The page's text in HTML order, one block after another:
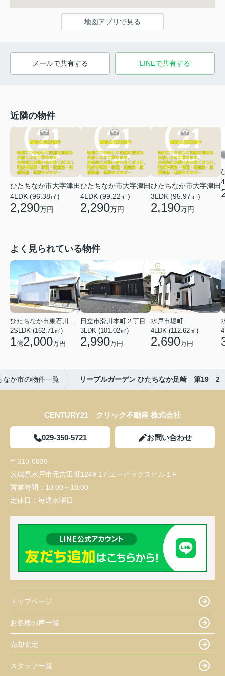
地図アプリで見る
メールで共有する LINEで共有する
近隣の物件
ひたちなか市大字津田
4LDK (96.38㎡)
2,290万円
ひたちなか市大字津田
4LDK (99.22㎡)
2,290万円
ひたちなか市大字津田
3LDK (95.97㎡)
2,190万円
よく見られている物件
2SLDK (162.71㎡)
1億2,000万円
日立市滑川本町２丁目
3LDK (101.02㎡)
2,990万円
水戸市堀町
4LDK (112.62㎡)
2,690万円
なか市の物件一覧 リーブルガーデン ひたちなか足崎 第19 2
CENTURY21 クリック不動産 株式会社
029-350-5721 お問い合わせ
〒310-0836
茨城県水戸市元吉田町1249-17 エービックスビル１F
営業時間： 10:00～18:00
定休日： 毎週水曜日
トップページ
お客様の声一覧
売却査定
スタッフ一覧